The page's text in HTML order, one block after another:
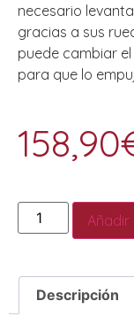
necesario
gracias a sus
puede cambiar
para que lo
158,90
Descripción